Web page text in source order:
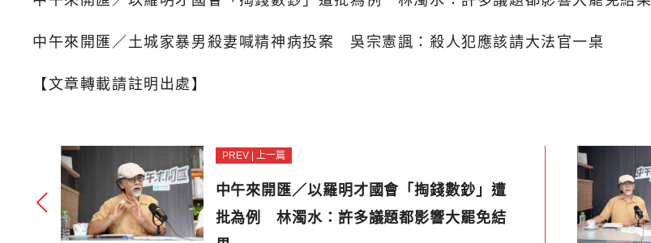
中午來開匯／土城家暴男殺妻喊精神病投案 吳宗憲諷：殺人犯應該請大法官一桌
【文章轉載請註明出處】
PREV | 上一篇
中午來開匯／以羅明才國會「掏錢數鈔」遭
批為例 林濁水：許多議題都影響大罷免結